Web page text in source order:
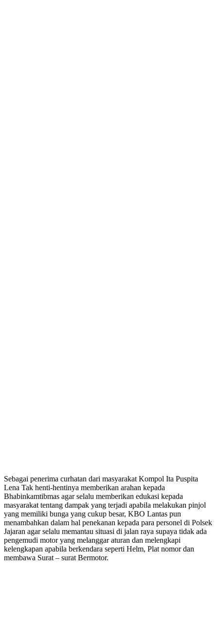
Sebagai penerima curhatan dari masyarakat Kompol Ita Puspita
Lena Tak henti-hentinya memberikan arahan kepada
Bhabinkamtibmas agar selalu memberikan edukasi kepada
masyarakat tentang dampak yang terjadi apabila melakukan pinjol
yang memiliki bunga yang cukup besar, KBO Lantas pun
menambahkan dalam hal penekanan kepada para personel di Polsek
Jajaran agar selalu memantau situasi di jalan raya supaya tidak ada
pengemudi motor yang melanggar aturan dan melengkapi
kelengkapan apabila berkendara seperti Helm, Plat nomor dan
membawa Surat – surat Bermotor.